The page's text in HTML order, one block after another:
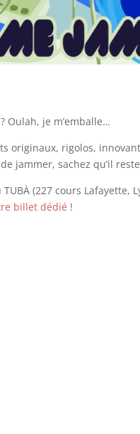
Oulah, je m’emballe…
originaux, rigolos,
jammer, sachez qu’il
(227 cours Lafayette,
billet dédié !